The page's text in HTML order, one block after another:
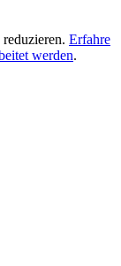
Erfahre
werden.